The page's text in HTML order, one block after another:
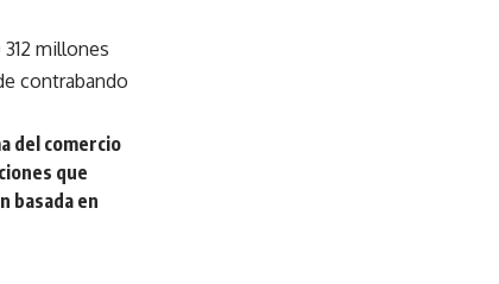
millones
contrabando
del comercio
que
basada en